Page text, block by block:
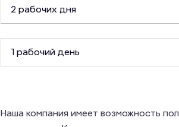
2 рабочих дня
1 рабочий день
Наша компания имеет возможность